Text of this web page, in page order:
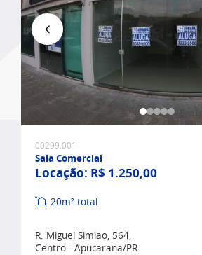
00299.001
Sala Comercial
Locação: R$ 1.250,00
20m² total
R. Miguel Simiao, 564,
Centro - Apucarana/PR